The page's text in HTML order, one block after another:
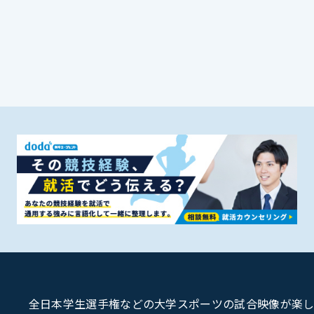
全日本学生選手権などの大学スポーツの試合映像が楽